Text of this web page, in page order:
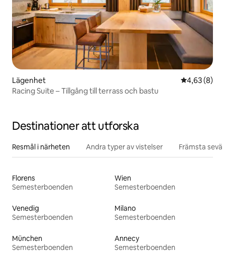
Lägenhet 4,63 av 5 i
4,63 (8)
Racing Suite – Tillgång till terrass och bastu
Destinationer att utforska
Resmål i närheten Andra typer av vistelser Främsta
Florens
Semesterboenden
Wien
Semesterboenden
Venedig
Semesterboenden
Milano
Semesterboenden
München
Semesterboenden
Annecy
Semesterboenden